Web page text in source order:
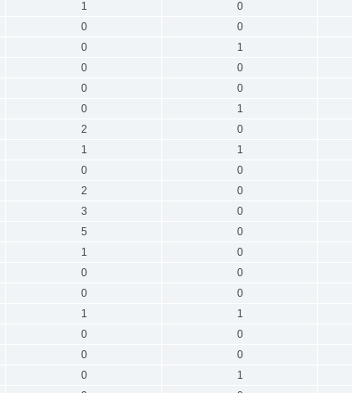
1 0
0 0
0 1
0 0
0 0
0 1
2 0
1 1
0 0
2 0
3 0
5 0
1 0
0 0
0 0
1 1
0 0
0 0
0 1